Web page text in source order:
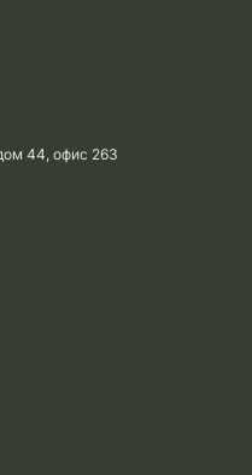
44, офис 263